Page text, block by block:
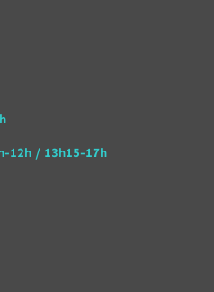
12h / 13h15-17h